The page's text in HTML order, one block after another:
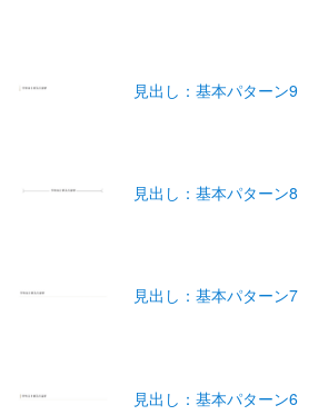
見出し：基本パターン9
見出し：基本パターン8
見出し：基本パターン7
見出し：基本パターン6